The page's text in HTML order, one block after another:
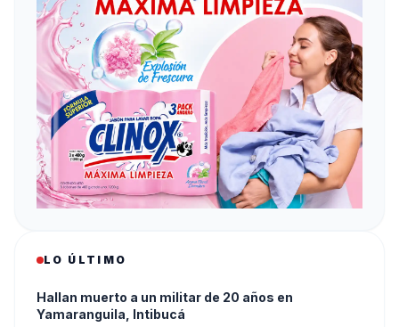
LO ÚLTIMO
Hallan muerto a un militar de 20 años en
Yamaranguila, Intibucá